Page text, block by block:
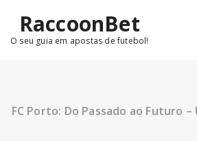
contentRaccoonBet
O seu guia em apostas de futebol!
FC Porto: Do Passado ao Futuro